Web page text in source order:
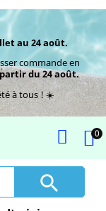
au 24 août.
commande en
du 24 août.
à tous ! ☀️
0
